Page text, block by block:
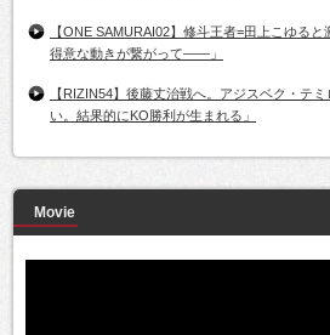
【ONE SAMURAI02】修斗王者=田上こゆる
得意な動きが繋がって――」
【RIZIN54】後藤丈治戦へ。アジスベク・テ
い。結果的にKO勝利が生まれる」
Movie